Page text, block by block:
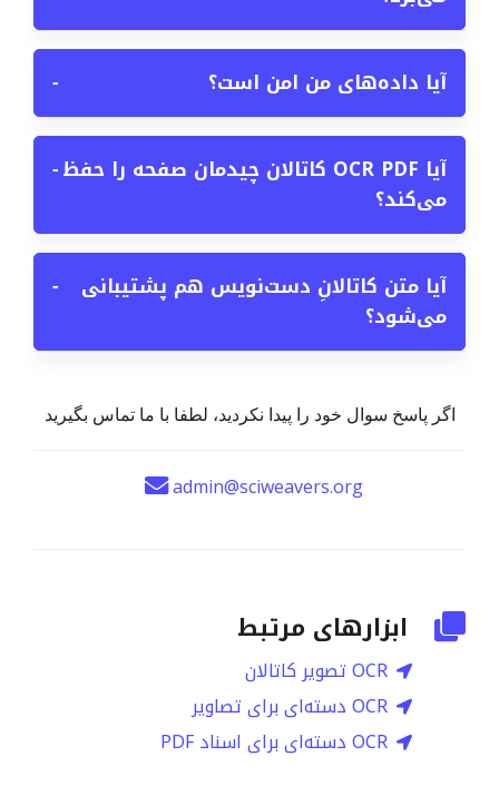
آیا داده‌های من امن است؟ −
آیا OCR PDF کاتالان چیدمان صفحه را حفظ
می‌کند؟
−
آیا متن کاتالانِ دست‌نویس هم پشتیبانی
می‌شود؟
−
اگر پاسخ سوال خود را پیدا نکردید، لطفا با ما تماس بگیرید
admin@sciweavers.org
ابزارهای مرتبط
OCR تصویر کاتالان
OCR دسته‌ای برای تصاویر
OCR دسته‌ای برای اسناد PDF